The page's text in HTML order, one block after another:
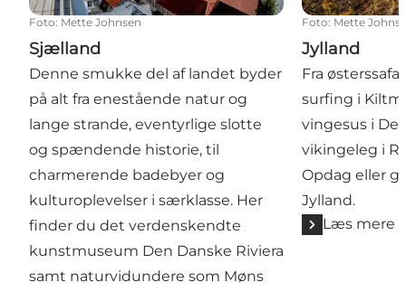
Foto: Mette Johnsen
Sjælland
Denne smukke del af landet byder
på alt fra enestående natur og
lange strande, eventyrlige slotte
og spændende historie, til
charmerende badebyer og
kulturoplevelser i særklasse. Her
finder du det verdenskendte
kunstmuseum Den Danske Riviera
samt naturvidundere som Møns
Foto: Mette
Jylland
Fra
surfing i
vingesus i
vikingeleg i
Opdag eller
Jylland.
Læs mere